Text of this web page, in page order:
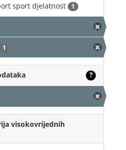
sport djelatnost 1
1
?
visokovrijednih